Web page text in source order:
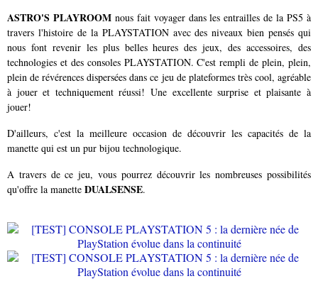
ASTRO'S PLAYROOMnous fait voyager dans les entrailles de la PS5 à
travers l'histoire de la PLAYSTATION avec des niveaux bien pensés qui
nous font revenir les plus belles heures des jeux, des accessoires, des
technologies et des consoles PLAYSTATION. C'est rempli de plein, plein,
plein de révérences dispersées dans ce jeu de plateformes très cool, agréable
à jouer et techniquement réussi! Une excellente surprise et plaisante à
jouer!
D'ailleurs, c'est la meilleure occasion de découvrir les capacités de la
manette qui est un pur bijou technologique.
A travers de ce jeu, vous pourrez découvrir les nombreuses possibilités
qu'offre la manette DUALSENSE.